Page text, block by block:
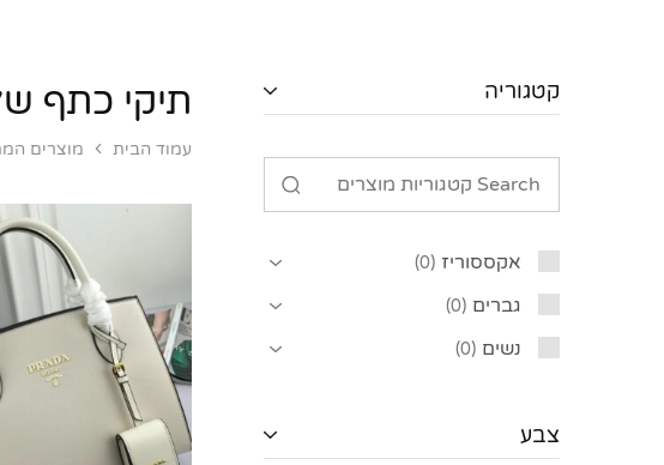
תיקי כתף
עמוד הבית מוצרים
קטגוריה
אקססוריז 0
גברים 0
נשים 0
צבע